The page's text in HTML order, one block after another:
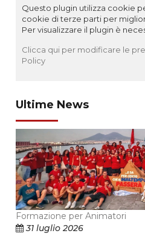
Questo plugin utilizza cookie
cookie di terze parti per
Per visualizzare il plugin è
Clicca qui per modificare le
Policy
Ultime News
Formazione per Animatori
31 luglio 2026